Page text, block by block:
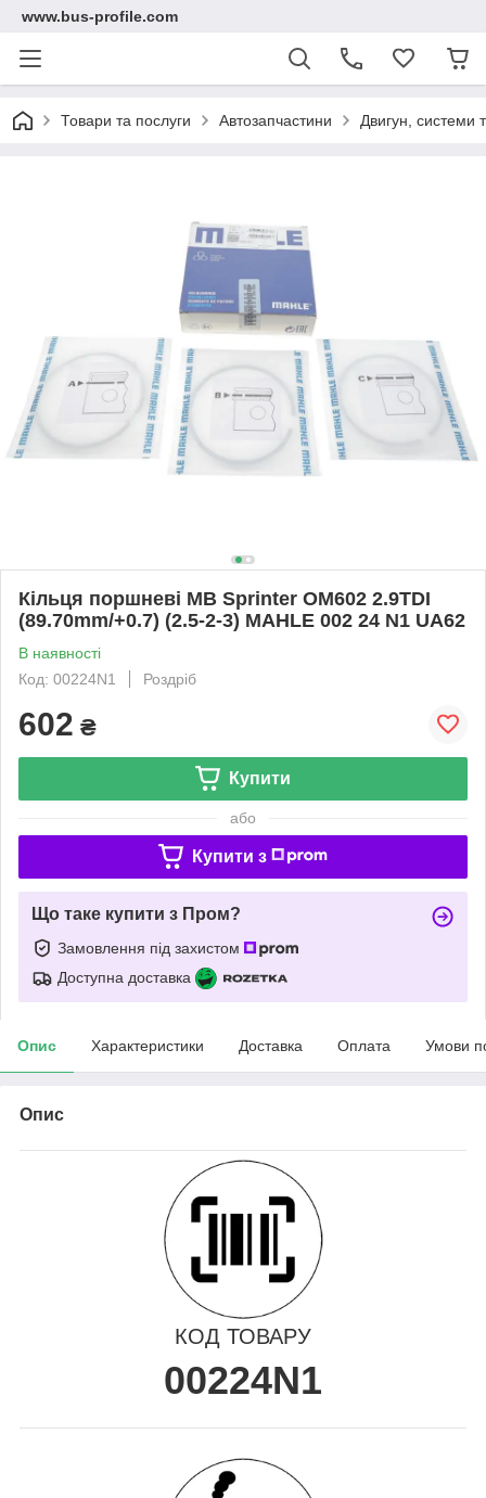
www.bus-profile.com
Товари та послуги Автозапчастини Двигун, системи
Кільця поршневі MB Sprinter OM602 2.9TDI
(89.70mm/+0.7) (2.5-2-3) MAHLE 002 24 N1 UA62
В наявності
Код: 00224N1
Роздріб
602 ₴
Купити
або
Купити з
Що таке купити з Пром?
Замовлення під захистом
Доступна доставка
Опис Характеристики Доставка Оплата Умови
Опис
КОД ТОВАРУ
00224N1